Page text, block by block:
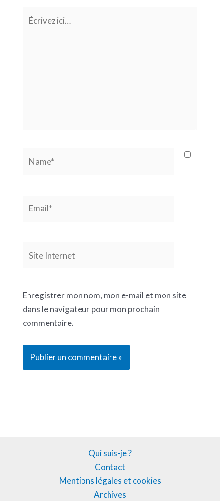
Écrivez
ici…
Internet
Enregistrer mon nom, mon e-mail et mon site
dans le navigateur pour mon prochain
commentaire.
Qui suis-je ?
Contact
Mentions légales et cookies
Archives